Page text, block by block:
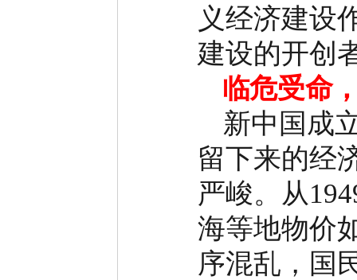
义经济建设
建设的开创
临危受命
新中国成
留下来的经
严峻。从
海等地物价
序混乱，国